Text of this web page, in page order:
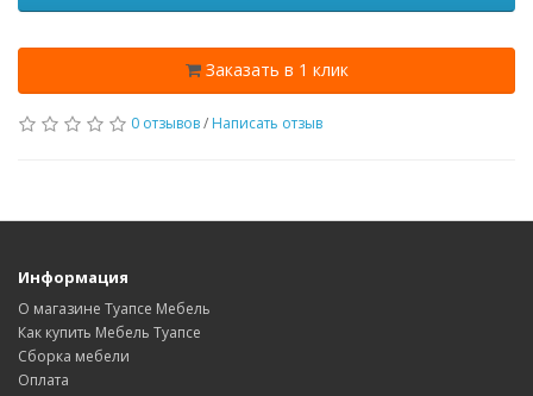
Заказать в 1 клик
0 отзывов/ Написать отзыв
Информация
О магазине Туапсе Мебель
Как купить Мебель Туапсе
Сборка мебели
Оплата